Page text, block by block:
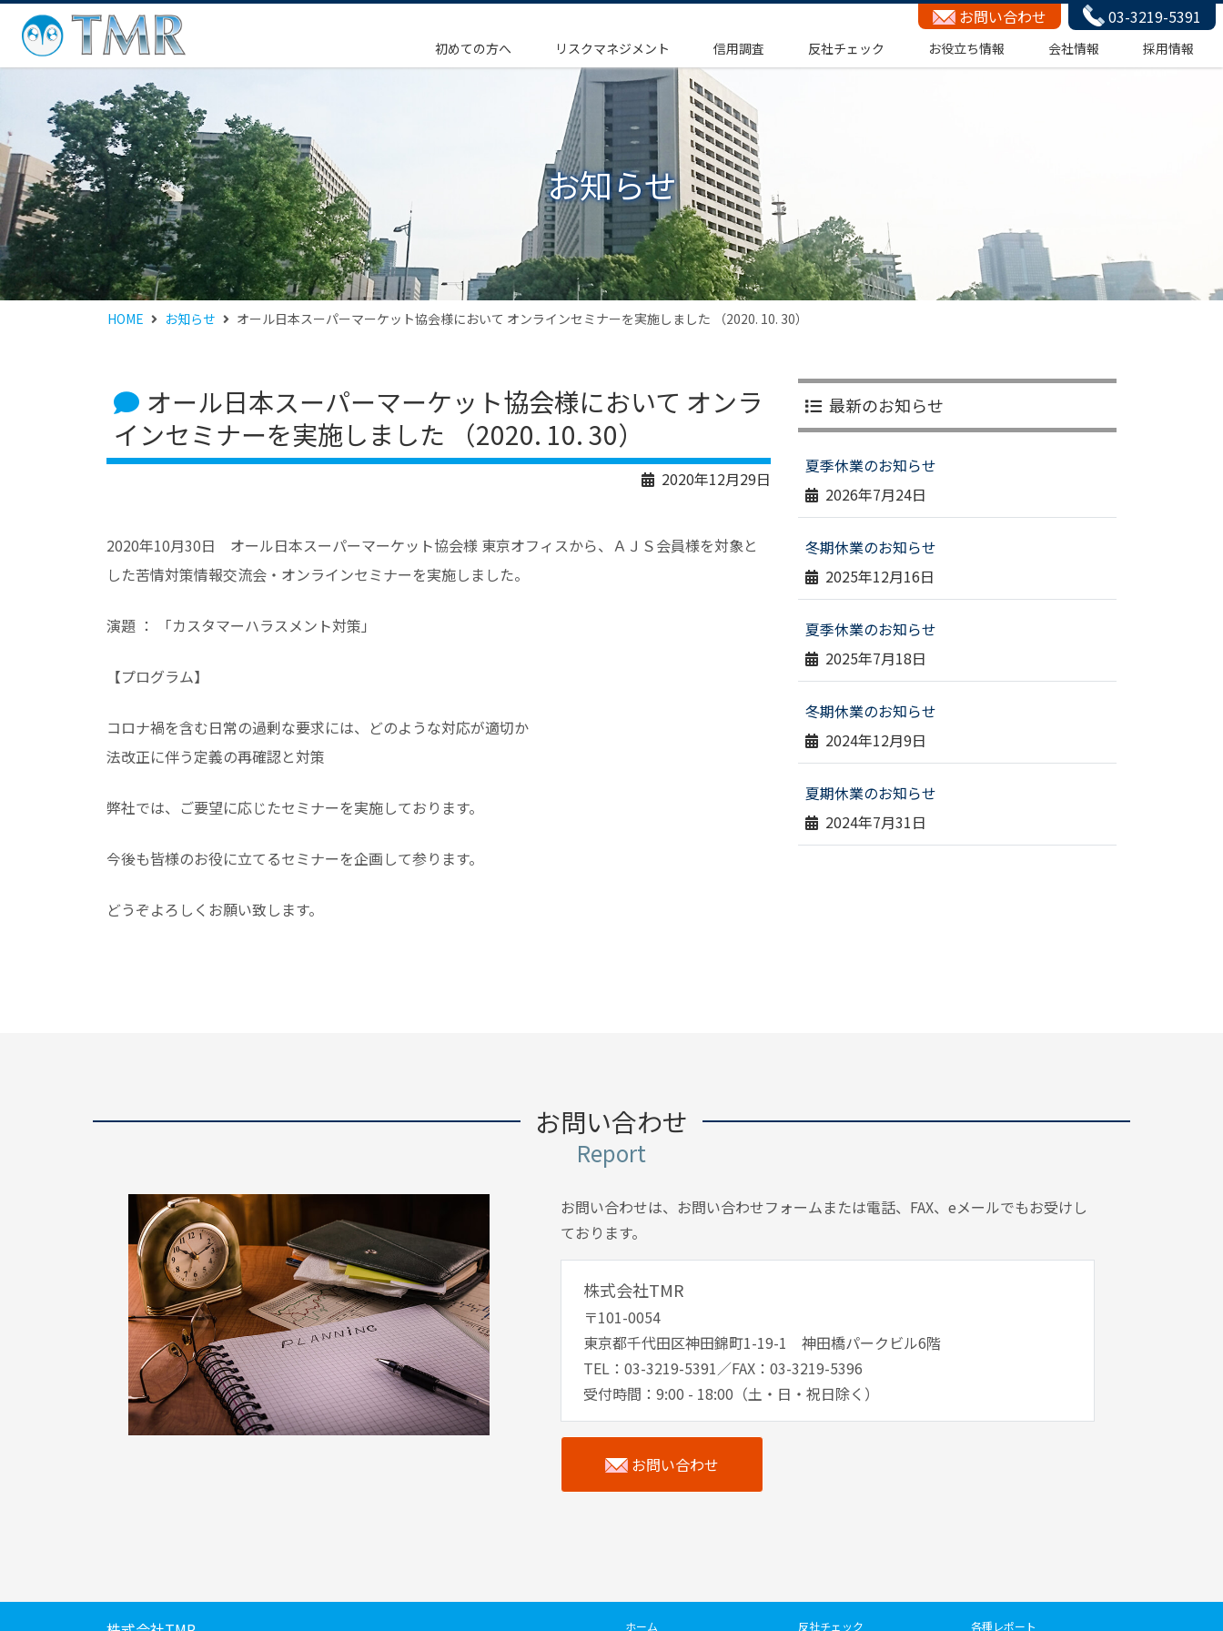
お問い合わせ 03-3219-5391
初めての方へ リスクマネジメント 信用調査 反社チェック お役立ち情報 会社情報 採用情報
お知らせ
HOME お知らせ オール日本スーパーマーケット協会様において オンラインセミナーを実施しました （2020. 10. 30）
オール日本スーパーマーケット協会様において オンラ
インセミナーを実施しました （2020. 10. 30）
2020年12月29日
2020年10月30日 オール日本スーパーマーケット協会様 東京オフィスから、ＡＪＳ会員様を対象と
した苦情対策情報交流会・オンラインセミナーを実施しました。
演題 ： 「カスタマーハラスメント対策」
【プログラム】
コロナ禍を含む日常の過剰な要求には、どのような対応が適切か
法改正に伴う定義の再確認と対策
弊社では、ご要望に応じたセミナーを実施しております。
今後も皆様のお役に立てるセミナーを企画して参ります。
どうぞよろしくお願い致します。
最新のお知らせ
夏季休業のお知らせ
2026年7月24日
冬期休業のお知らせ
2025年12月16日
夏季休業のお知らせ
2025年7月18日
冬期休業のお知らせ
2024年12月9日
夏期休業のお知らせ
2024年7月31日
お問い合わせ
Report
お問い合わせは、お問い合わせフォームまたは電話、FAX、eメールでもお受けし
ております。
株式会社TMR
〒101-0054
東京都千代田区神田錦町1-19-1 神田橋パークビル6階
TEL：03-3219-5391／FAX：03-3219-5396
受付時間：9:00 - 18:00（土・日・祝日除く）
お問い合わせ
ホーム 反社チェック 各種レポート